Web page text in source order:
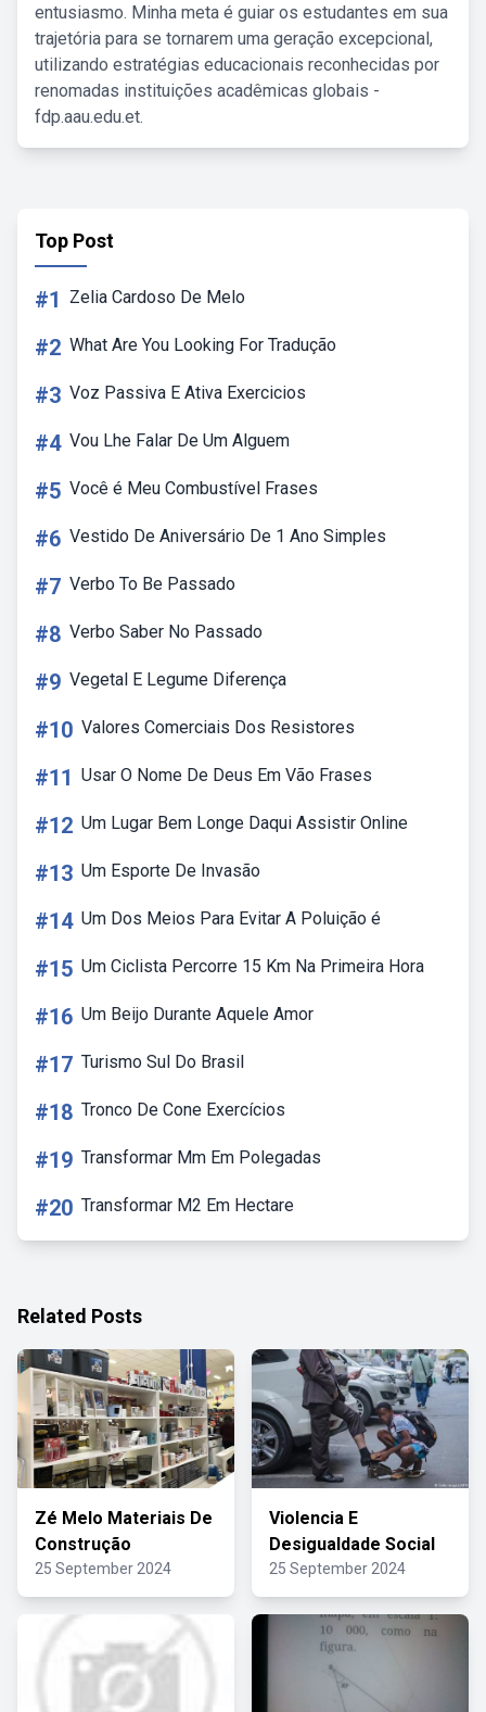
entusiasmo. Minha meta é guiar os estudantes em sua
trajetória para se tornarem uma geração excepcional,
utilizando estratégias educacionais reconhecidas por
renomadas instituições acadêmicas globais -
fdp.aau.edu.et.
Top Post
#1 Zelia Cardoso De Melo
#2 What Are You Looking For Tradução
#3 Voz Passiva E Ativa Exercicios
#4 Vou Lhe Falar De Um Alguem
#5 Você é Meu Combustível Frases
#6 Vestido De Aniversário De 1 Ano Simples
#7 Verbo To Be Passado
#8 Verbo Saber No Passado
#9 Vegetal E Legume Diferença
#10 Valores Comerciais Dos Resistores
#11 Usar O Nome De Deus Em Vão Frases
#12 Um Lugar Bem Longe Daqui Assistir Online
#13 Um Esporte De Invasão
#14 Um Dos Meios Para Evitar A Poluição é
#15 Um Ciclista Percorre 15 Km Na Primeira Hora
#16 Um Beijo Durante Aquele Amor
#17 Turismo Sul Do Brasil
#18 Tronco De Cone Exercícios
#19 Transformar Mm Em Polegadas
#20 Transformar M2 Em Hectare
Related Posts
Zé Melo Materiais De
Construção
25 September 2024
Violencia E
Desigualdade Social
25 September 2024